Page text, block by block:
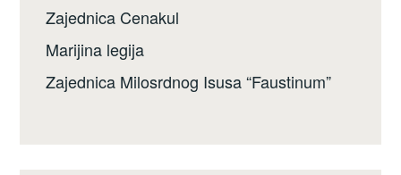
Zajednica Cenakul
Marijina legija
Zajednica Milosrdnog Isusa “Faustinum”